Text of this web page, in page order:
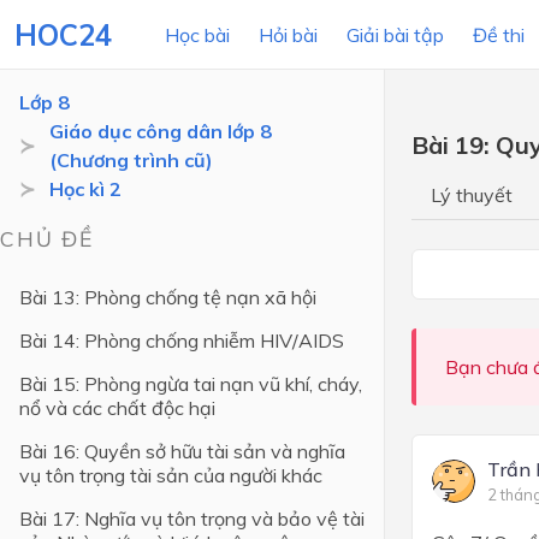
HOC24 Học bài Hỏi bài Giải bài tập Đề thi
LỚP HỌC
Lớp 8
Lớp 7
Lớp 8
Giáo dục công dân lớp 8
(Chương trình cũ)
Học kì 2
CHỦ ĐỀ
Bài 13: Phòng chống tệ nạn xã hội
Bài 14: Phòng chống nhiễm HIV/AIDS
Bài 15: Phòng ngừa tai nạn vũ khí, cháy,
nổ và các chất độc hại
Bài 16: Quyền sở hữu tài sản và nghĩa
vụ tôn trọng tài sản của người khác
Bài 17: Nghĩa vụ tôn trọng và bảo vệ tài
Bài 19:
Lý thuyết
Bạn chưa
Trần
2